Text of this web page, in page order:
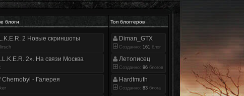
блоги Топ блоггеров
2 Новые скриншоты
2». На связи Москва
Chernobyl - Галерея
Diman_GTX
Созданно: 161 блог
Летописец
Созданно: 96 блогов
Hardtmuth
Созданно: 83 блога